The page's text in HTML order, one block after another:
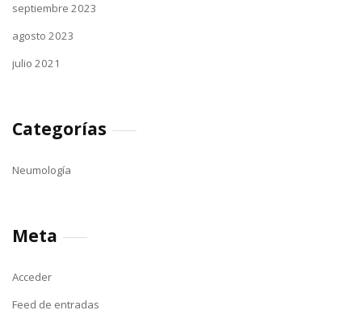
septiembre 2023
agosto 2023
julio 2021
Categorías
Neumología
Meta
Acceder
Feed de entradas